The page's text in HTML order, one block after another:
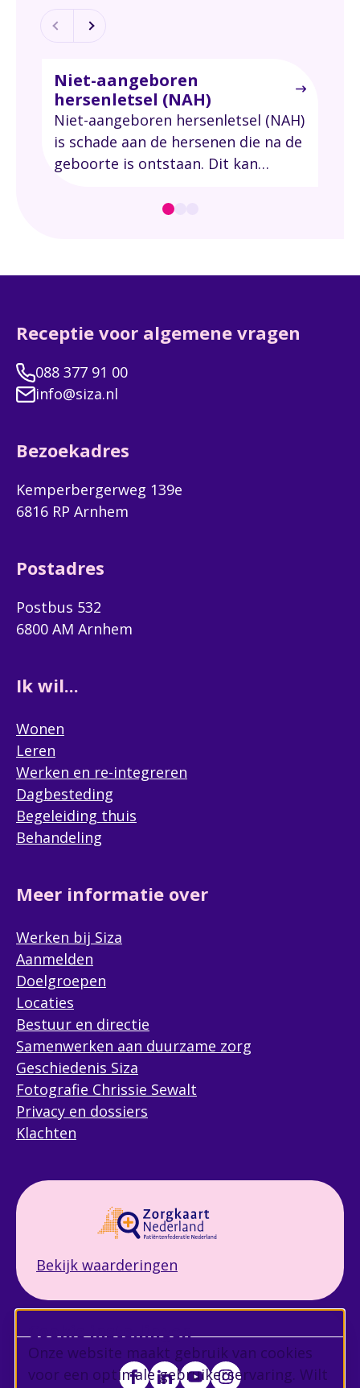
Cookie instellingen
Onze website maakt gebruik van cookies
voor een optimale gebruikerservaring. Wilt
Niet-aangeboren
hersenletsel (NAH)
Niet-aangeboren hersenletsel (NAH)
is schade aan de hersenen die na de
geboorte is ontstaan. Dit kan
ongeluk, een hersentumor of een
Receptie voor algemene vragen
088 377 91 00
info@siza.nl
Bezoekadres
Kemperbergerweg 139e
6816 RP Arnhem
Postadres
Postbus 532
6800 AM Arnhem
Ik wil...
Wonen
Leren
Werken en re-integreren
Dagbesteding
Begeleiding thuis
Behandeling
Meer informatie over
Werken bij Siza
Aanmelden
Doelgroepen
Locaties
Bestuur en directie
Samenwerken aan duurzame zorg
Geschiedenis Siza
Fotografie Chrissie Sewalt
Privacy en dossiers
Klachten
Bekijk waarderingen